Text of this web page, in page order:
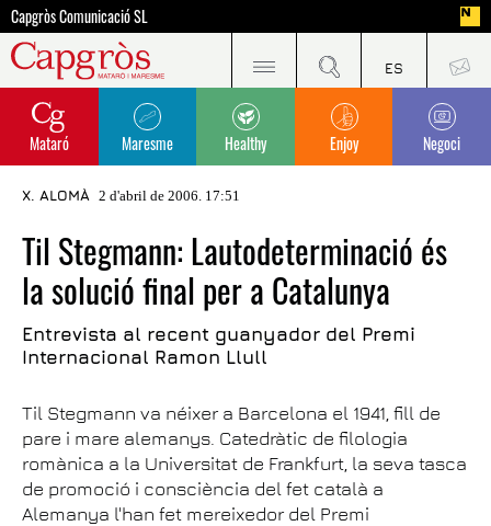
Capgròs Comunicació SL
Mataró Maresme Healthy Enjoy Negoci
X. ALOMÀ 2 d'abril de 2006. 17:51
Til Stegmann: Lautodeterminació és
la solució final per a Catalunya
Entrevista al recent guanyador del Premi
Internacional Ramon Llull
Til Stegmann va néixer a Barcelona el 1941, fill de
pare i mare alemanys. Catedràtic de filologia
romànica a la Universitat de Frankfurt, la seva tasca
de promoció i consciència del fet català a
Alemanya l'han fet mereixedor del Premi